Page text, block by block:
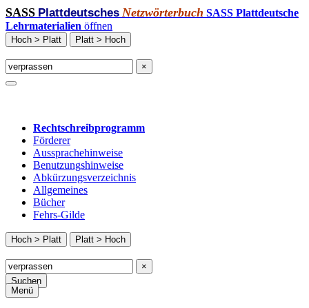
SASS Plattdeutsches Netzwörterbuch SASS Plattdeutsche
Lehrmaterialien öffnen
Hoch > Platt Platt > Hoch
×
Rechtschreibprogramm
Förderer
Aussprachehinweise
Benutzungshinweise
Abkürzungsverzeichnis
Allgemeines
Bücher
Fehrs-Gilde
Hoch > Platt Platt > Hoch
×
Suchen
Menü